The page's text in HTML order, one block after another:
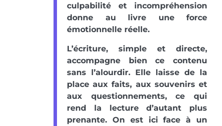
culpabilité et incompréhension
donne au livre une force
émotionnelle réelle.
L’écriture, simple et directe,
accompagne bien ce contenu
sans l’alourdir. Elle laisse de la
place aux faits, aux souvenirs et
aux questionnements, ce qui
rend la lecture d’autant plus
prenante. On est ici face à un